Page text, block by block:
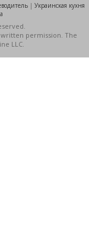
| Украинская кухня
permission. The
LLC.